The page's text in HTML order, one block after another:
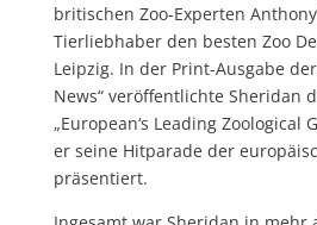
britischen Zoo-Experten
Tierliebhaber den besten Zoo
Leipzig. In der Print-Ausgabe
News“ veröffentlichte Sheridan
„European‘s Leading Zoological
er seine Hitparade der
präsentiert.